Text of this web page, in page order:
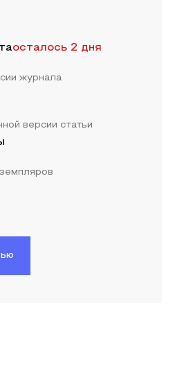
осталось 2 дня
журнала
версии статьи